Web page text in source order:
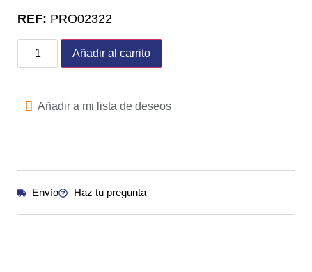
REF: PRO02322
Añadir al carrito
Añadir a mi lista de deseos
Envío Haz tu pregunta